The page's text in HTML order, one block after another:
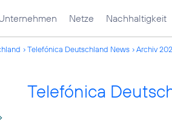
Netze Nachhaltigkeit
Telefónica Deutschland News Archiv
Telefónica